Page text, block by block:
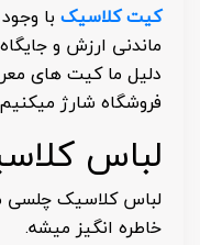
کیت کلاسیک با
ماندنی ارزش و
دلیل ما کیت های
فروشگاه شارژ
لباس
لباس کلاسیک چلسی
خاطره انگیز میشه.